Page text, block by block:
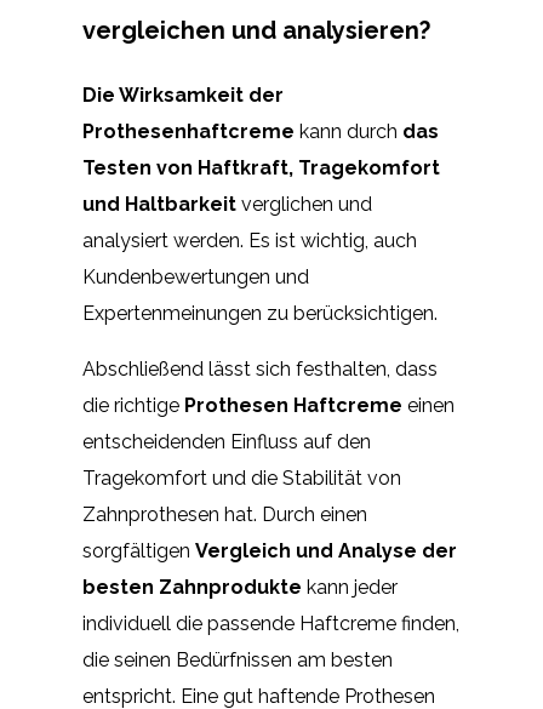
vergleichen und analysieren?
Die Wirksamkeit der
Prothesenhaftcreme kann durch das
Testen von Haftkraft, Tragekomfort
und Haltbarkeit verglichen und
analysiert werden. Es ist wichtig, auch
Kundenbewertungen und
Expertenmeinungen zu berücksichtigen.
Abschließend lässt sich festhalten, dass
die richtige Prothesen Haftcreme einen
entscheidenden Einfluss auf den
Tragekomfort und die Stabilität von
Zahnprothesen hat. Durch einen
sorgfältigen Vergleich und Analyse der
besten Zahnprodukte kann jeder
individuell die passende Haftcreme finden,
die seinen Bedürfnissen am besten
entspricht. Eine gut haftende Prothesen